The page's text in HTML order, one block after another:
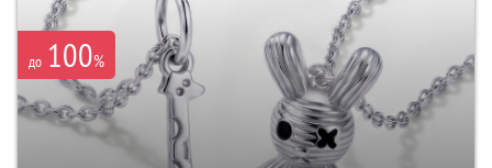
до 100%